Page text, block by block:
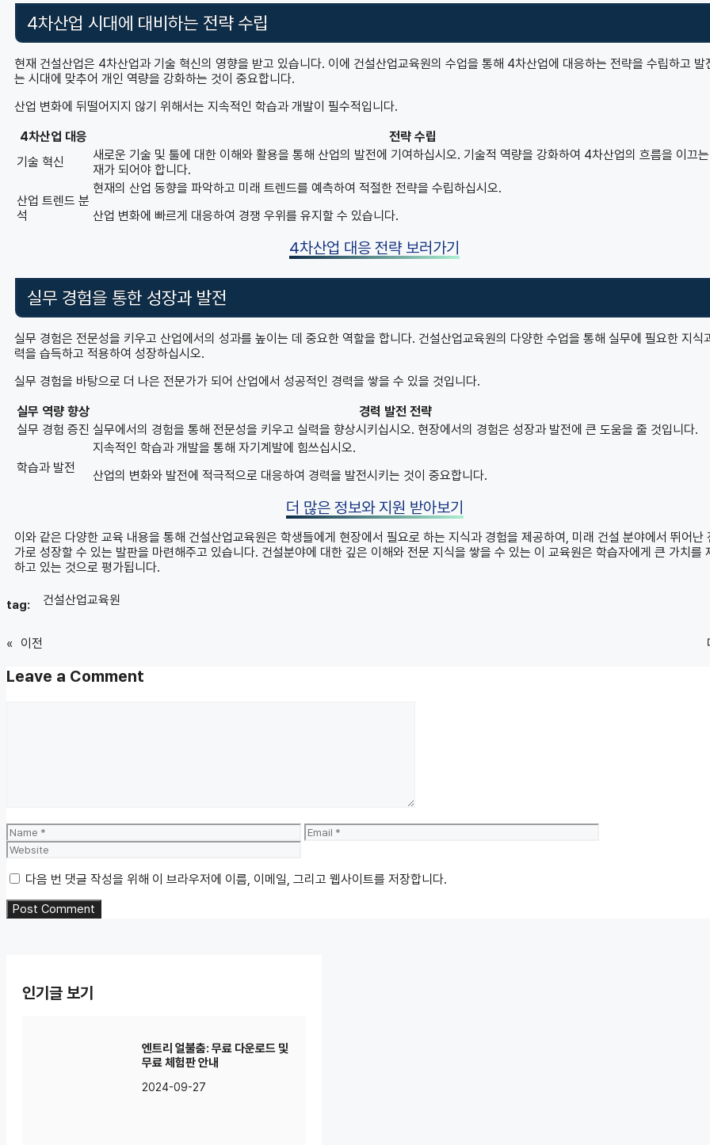
4차산업 시대에 대비하는 전략 수립
현재 건설산업은 4차산업과 기술 혁신의 영향을 받고 있습니다. 이에 건설산업교육원의 수업을 통해 4차산업에 대응하는 전략을 수립하고 발
는 시대에 맞추어 개인 역량을 강화하는 것이 중요합니다.
산업 변화에 뒤떨어지지 않기 위해서는 지속적인 학습과 개발이 필수적입니다.
4차산업 대응
전략 수립
기술 혁신
새로운 기술 및 툴에 대한 이해와 활용을 통해 산업의 발전에 기여하십시오. 기술적 역량을 강화하여 4차산업의 흐름을 이끄
재가 되어야 합니다.
산업 트렌드 분
석
현재의 산업 동향을 파악하고 미래 트렌드를 예측하여 적절한 전략을 수립하십시오.
산업 변화에 빠르게 대응하여 경쟁 우위를 유지할 수 있습니다.
4차산업 대응 전략 보러가기
실무 경험을 통한 성장과 발전
실무 경험은 전문성을 키우고 산업에서의 성과를 높이는 데 중요한 역할을 합니다. 건설산업교육원의 다양한 수업을 통해 실무에 필요한 지식
력을 습득하고 적용하여 성장하십시오.
실무 경험을 바탕으로 더 나은 전문가가 되어 산업에서 성공적인 경력을 쌓을 수 있을 것입니다.
실무 역량 향상
경력 발전 전략
실무 경험 증진 실무에서의 경험을 통해 전문성을 키우고 실력을 향상시키십시오. 현장에서의 경험은 성장과 발전에 큰 도움을 줄 것입니다.
학습과 발전
지속적인 학습과 개발을 통해 자기계발에 힘쓰십시오.
산업의 변화와 발전에 적극적으로 대응하여 경력을 발전시키는 것이 중요합니다.
더 많은 정보와 지원 받아보기
이와 같은 다양한 교육 내용을 통해 건설산업교육원은 학생들에게 현장에서 필요로 하는 지식과 경험을 제공하여, 미래 건설 분야에서 뛰어난
가로 성장할 수 있는 발판을 마련해주고 있습니다. 건설분야에 대한 깊은 이해와 전문 지식을 쌓을 수 있는 이 교육원은 학습자에게 큰 가치를
하고 있는 것으로 평가됩니다.
tag: 건설산업교육원
« 이전
Leave a Comment
Name Email
다음 번 댓글 작성을 위해 이 브라우저에 이름, 이메일, 그리고 웹사이트를 저장합니다.
인기글 보기
엔트리 얼불춤: 무료 다운로드 및
무료 체험판 안내
2024-09-27